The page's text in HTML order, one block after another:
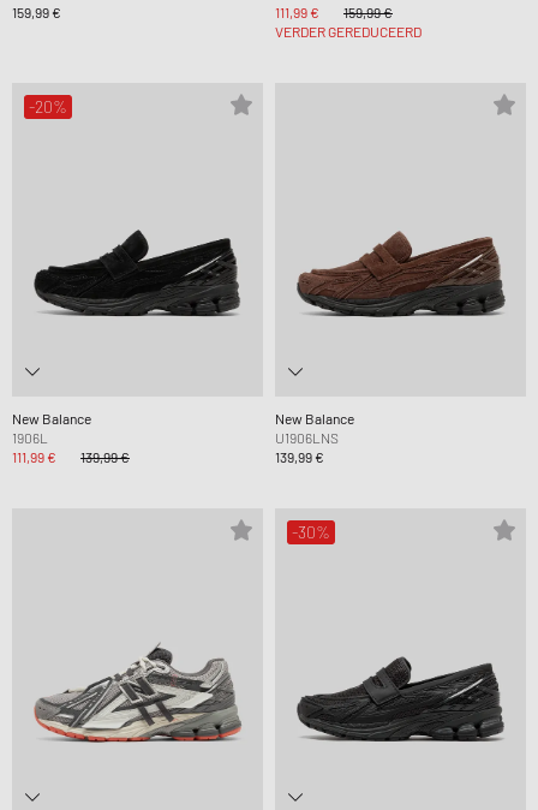
159,99 €
111,99 €
159,99 €
VERDER GEREDUCEERD
-20%
New Balance
1906L
111,99 €
139,99 €
New Balance
U1906LNS
139,99 €
-30%